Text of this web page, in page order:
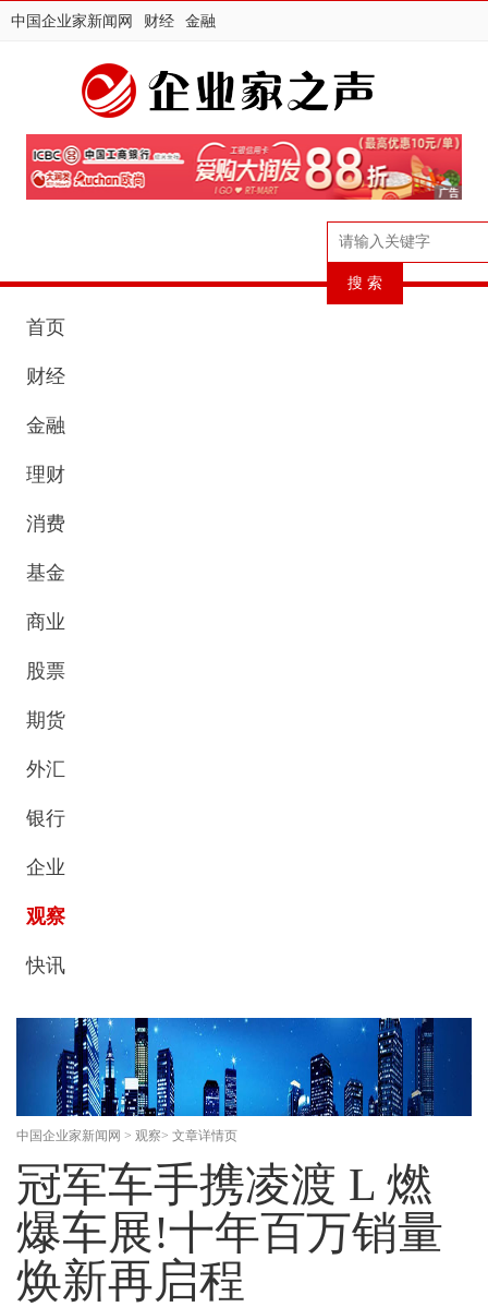
中国企业家新闻网 财经 金融
首页
财经
金融
理财
消费
基金
商业
股票
期货
外汇
银行
企业
观察
快讯
中国企业家新闻网 > 观察> 文章详情页
冠军车手携凌渡 L 燃
爆车展!十年百万销量
焕新再启程